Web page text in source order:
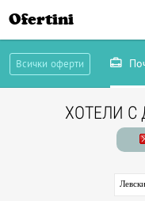
Ofertini
Всички оферти
ХОТЕЛИ С
Левски